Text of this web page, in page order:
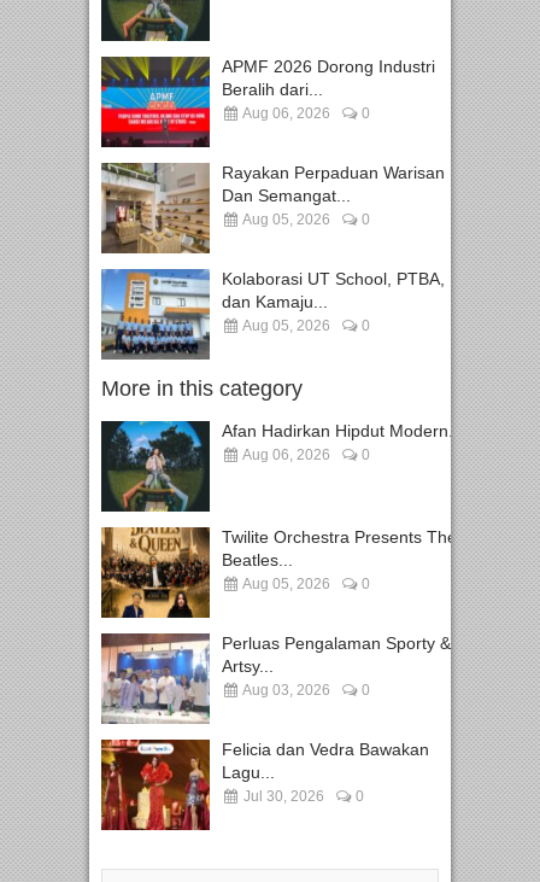
APMF 2026 Dorong Industri
Beralih dari...
Aug 06, 2026 0
Rayakan Perpaduan Warisan
Dan Semangat...
Aug 05, 2026 0
Kolaborasi UT School, PTBA,
dan Kamaju...
Aug 05, 2026 0
More in this category
Afan Hadirkan Hipdut Modern...
Aug 06, 2026 0
Twilite Orchestra Presents The
Beatles...
Aug 05, 2026 0
Perluas Pengalaman Sporty &
Artsy...
Aug 03, 2026 0
Felicia dan Vedra Bawakan
Lagu...
Jul 30, 2026 0